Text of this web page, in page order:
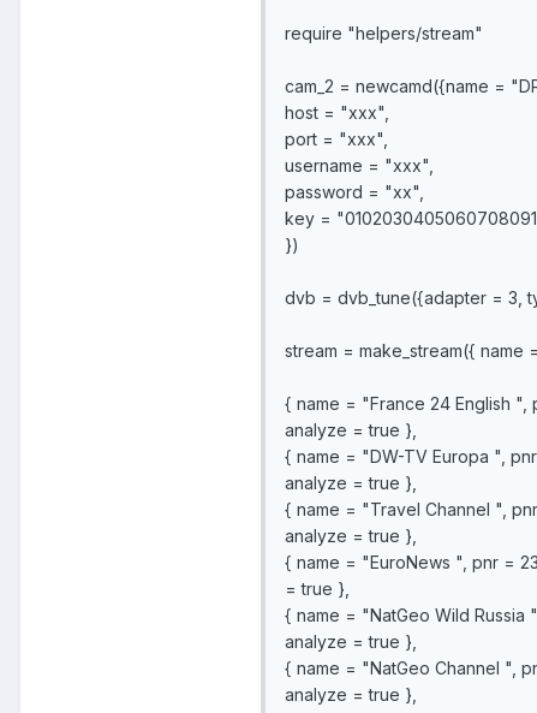
require "helpers/stream"
cam_2 = newcamd({name =
host = "ххх",
port = "ххх",
username = "ххх",
password = "хх",
key =
})
dvb = dvb_tune({adapter = 3,
stream = make_stream({ name
{ name = "France 24 English ",
analyze = true },
{ name = "DW-TV Europa ", pnr
analyze = true },
{ name = "Travel Channel ", pnr
analyze = true },
{ name = "EuroNews ", pnr =
= true },
{ name = "NatGeo Wild Russia
analyze = true },
{ name = "NatGeo Channel ",
analyze = true },